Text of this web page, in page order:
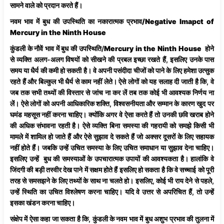
सामने वाले को प्रदान करते हैं।
नवम भाव में बुध की उपस्थिति का नकारात्मक प्रभाव/Negative Imapct of
Mercury in the Ninth House
कुंडली के नौवें भाव में बुध की उपस्थिति/Mercury in the Ninth House होने
से व्यक्ति अलग-अलग विषयों को सीखने की प्रबल इच्छा रखते हैं, इसलिए उनके पास
समय या धैर्य की कमी हो सकती है। वे अपनी पसंदीदा चीजों को पाने के लिए हमेशा उत्सुक
रहते हैं और बिल्कुल भी धैर्य से काम नहीं लेते। ऐसे लोगों को यह सलाह दी जाती है कि, वे
जब तक सभी तथ्यों की विस्तार से जांच ना कर लें तब तक कोई भी आवश्यक निर्णय ना
लें। ऐसे लोगों को अपनी आधिकारिक शक्ति, विश्वसनीयता और सम्मान के कारण खुद पर
घमंड महसूस नहीं करना चाहिए। क्योंकि अगर वे ऐसा करते हैं तो उनकी छवि खराब होने
की अधिक संभावना रहती है। ऐसे व्यक्ति बिना समस्या की गहरायी को समझे किसी भी
मामले में शामिल हो जाते हैं और ऐसे सुझाव दे सकते हैं जो अक्सर दूसरों के लिए सहायक
नहीं होते हैं। जबकि उन्हें उचित समस्या के लिए उचित समाधान या सुझाव देना चाहिए।
इसलिए उन्हें बुध की समस्याओं के उपचारात्मक उपायों की आवश्यकता है। हालांकि वे
जिंदगी की बड़ी तस्वीर देख पाने में सक्षम होते हैं इसलिए हो सकता है कि वे सच्चाई को पूरी
तरह से समसझने के लिए तथ्यों के साथ ना चलते हो। इसलिए, कोई भी राय देने से पहले,
उन्हें स्थिति का उचित विश्लेषण करना चाहिए। यदि वे उत्तर से अपरिचित हैं, तो उन्हें
इसका खंडन करना चाहिए।
संक्षेप में ऐसा कहा जा सकता है कि, कुंडली के नवम भाव में बुध अशुभ प्रभाव की तुलना में